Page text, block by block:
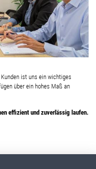
ist uns ein wichtiges
über ein hohes Maß an
effizient und zuverlässig laufen.